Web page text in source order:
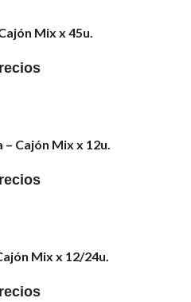
Mix x 45u.
Cajón Mix x 12u.
Mix x 12/24u.